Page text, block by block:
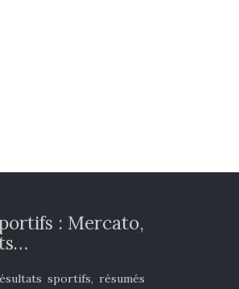
: Mercato,
sportifs, résumés